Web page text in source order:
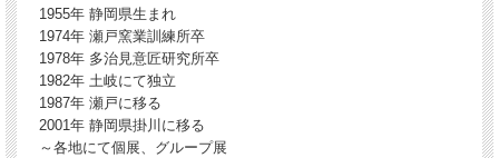
1955年 静岡県生まれ
1974年 瀬戸窯業訓練所卒
1978年 多治見意匠研究所卒
1982年 土岐にて独立
1987年 瀬戸に移る
2001年 静岡県掛川に移る
～各地にて個展、グループ展